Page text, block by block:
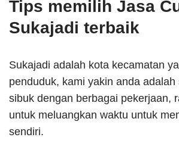
Tips memilih Jasa
Sukajadi terbaik
Sukajadi adalah kota kecamatan
penduduk, kami yakin anda adalah
sibuk dengan berbagai pekerjaan,
untuk meluangkan waktu untuk
sendiri.